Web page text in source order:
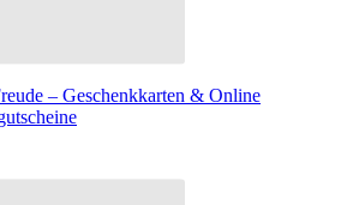
– Geschenkkarten & Online